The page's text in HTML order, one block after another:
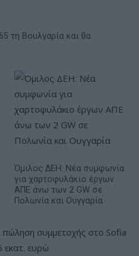
τη Βουλγαρία και θα
Όμιλος ΔΕΗ: Νέα συμφωνία
για χαρτοφυλάκιο έργων
ΑΠΕ άνω των 2 GW σε
Πολωνία και Ουγγαρία